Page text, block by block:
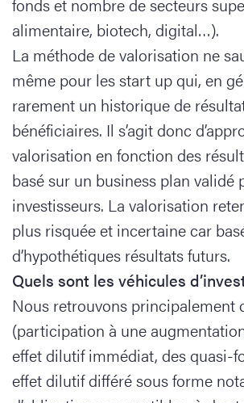
alimentaire, biotech, digital…).
La méthode de valorisation ne
même pour les start up qui, en
rarement un historique de
bénéficiaires. Il s’agit donc
valorisation en fonction des
basé sur un business plan validé
investisseurs. La valorisation
plus risquée et incertaine car
d’hypothétiques résultats futurs.
Quels sont les véhicules
Nous retrouvons principalement
(participation à une
effet dilutif immédiat, des quasi-
effet dilutif différé sous forme